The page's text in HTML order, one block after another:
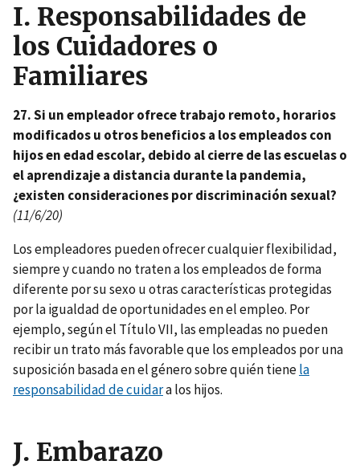
I. Responsabilidades de
los Cuidadores o
Familiares
27. Si un empleador ofrece trabajo remoto, horarios
modificados u otros beneficios a los empleados con
hijos en edad escolar, debido al cierre de las escuelas o
el aprendizaje a distancia durante la pandemia,
¿existen consideraciones por discriminación sexual?
(11/6/20)
Los empleadores pueden ofrecer cualquier flexibilidad,
siempre y cuando no traten a los empleados de forma
diferente por su sexo u otras características protegidas
por la igualdad de oportunidades en el empleo. Por
ejemplo, según el Título VII, las empleadas no pueden
recibir un trato más favorable que los empleados por una
suposición basada en el género sobre quién tienela
responsabilidad de cuidara los hijos.
J. Embarazo